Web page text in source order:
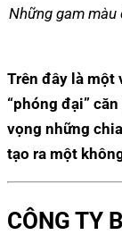
Những gam màu
Trên đây là một
“phóng đại”
vọng những
tạo ra một
CÔNG TY